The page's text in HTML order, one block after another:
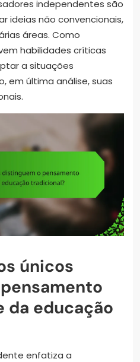
independentes são
ideias não convencionais,
áreas. Como
habilidades críticas
a situações
em última análise, suas
únicos
da educação
enfatiza a